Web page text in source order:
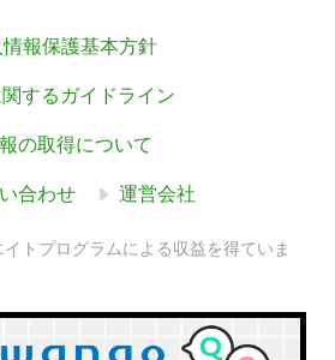
報保護基本方針
するガイドライン
の取得について
合わせ 運営会社
トプログラムによる収益を得ていま